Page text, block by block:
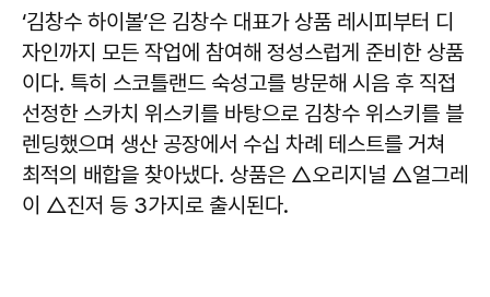
‘김창수 하이볼’은 김창수 대표가 상품 레시피부터 디
자인까지 모든 작업에 참여해 정성스럽게 준비한 상품
이다. 특히 스코틀랜드 숙성고를 방문해 시음 후 직접
선정한 스카치 위스키를 바탕으로 김창수 위스키를 블
렌딩했으며 생산 공장에서 수십 차례 테스트를 거쳐
최적의 배합을 찾아냈다. 상품은 △오리지널 △얼그레
이 △진저 등 3가지로 출시된다.